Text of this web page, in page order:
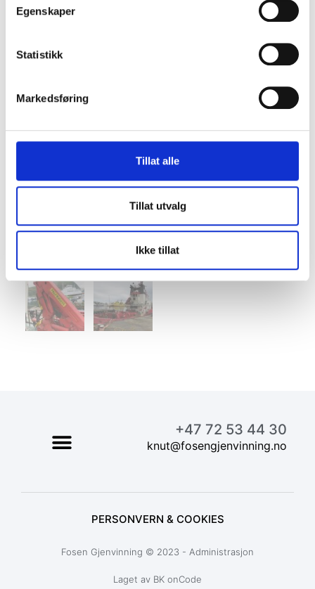
Egenskaper
Statistikk
Markedsføring
Tillat alle
Tillat utvalg
Ikke tillat
+47 72 53 44 30
knut@fosengjenvinning.no
PERSONVERN & COOKIES
Fosen Gjenvinning © 2023 - Administrasjon
Laget av BK onCode